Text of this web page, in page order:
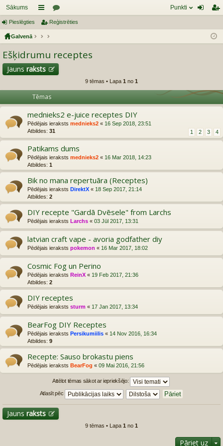
Sākums
aī
sn
es
or
mi
Punkti
ist
Pieslēgties Reģistrēties
Galvenā
Ešķidrumu receptes
Jauns raksts
9 tēmas • Lapa 1 no 1
Tēmas
mednieks2 e-juice receptes DIY
Pēdējais ieraksts mednieks2 « 16 Sep 2018, 23:51
Atbildes: 31 1 2 3 4
Patikams dums
Pēdējais ieraksts mednieks2 « 16 Mar 2018, 14:23
Atbildes: 1
Bik no mana repertuāra (Receptes)
Pēdējais ieraksts DirektX « 18 Sep 2017, 21:14
Atbildes: 2
DIY recepte "Gardā Dvēsele" from Larchs
Pēdējais ieraksts Larchs « 03 Jūl 2017, 13:31
latvian craft vape - avoria godfather diy
Pēdējais ieraksts pokemon « 16 Mar 2017, 18:02
Cosmic Fog un Perino
Pēdējais ieraksts ReinX « 19 Feb 2017, 21:36
Atbildes: 2
DIY receptes
Pēdējais ieraksts sturm « 17 Jan 2017, 13:34
BearFog DIY Receptes
Pēdējais ieraksts Persikumiilis « 14 Nov 2016, 16:34
Atbildes: 9
Recepte: Sauso brokastu piens
Pēdējais ieraksts BearFog « 09 Mai 2016, 21:56
Attēlot tēmas sākot ar iepriekšējo:
Atlasīt pēc
Jauns raksts
9 tēmas • Lapa 1 no 1
Pāriet uz